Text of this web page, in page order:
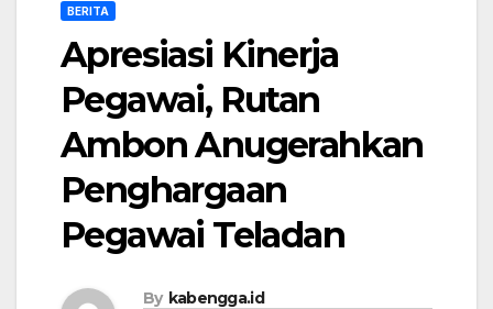
BERITA
Apresiasi Kinerja
Pegawai, Rutan
Ambon Anugerahkan
Penghargaan
Pegawai Teladan
By kabengga.id